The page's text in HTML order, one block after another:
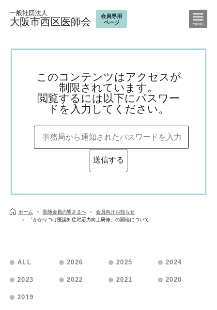
一般社団法人
大阪市西区医師会
会員専用
ページ
このコンテンツはアクセスが
制限されています。
閲覧するには以下にパスワー
ドを入力してください。
ホーム 医師会員の皆さまへ
会員向けお知らせ
「かかりつけ医認知症対応力向上研修」の開催について
ALL 2026 2025 2024
2023 2022 2021 2020
2019